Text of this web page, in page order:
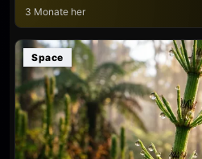
3 Monate her
Space